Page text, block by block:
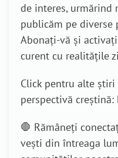
de interes, urmărind
publicăm pe diverse
Abonați-vă și
curent cu realitățile
Click pentru alte
perspectivă
🛑 Rămâneți
vești din întreaga